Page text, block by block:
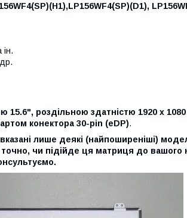
LP156WF4(SP)(D1),
15.6", роздільною здатністю 1920 x
конектора 30-pin (eDP).
лише деякі (найпоширеніші)
чи підійде ця матриця до вашого